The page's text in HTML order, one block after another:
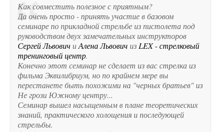
Как совместить полезное с приятным?
Да очень просто - принять участие в базовом
семинаре по прикладной стрельбе из пистолета под
руководством двух замечательных инструкторов
Сергей Львович иАлена Львович из LEX - стрелковый
тренинговый центр.
Конечно этот семинар не сделает из вас стрелка из
фильма Эквилибриум, но по крайнем мере вы
перестанете быть похожими на "черных братьев" из
Не грози Южному центру...
Семинар вышел насыщенным в плане теоретических
знаний, практического холощения и последующей
стрельбы.